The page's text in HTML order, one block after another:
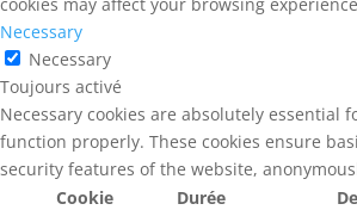
Necessary
Necessary
Toujours activé
Necessary cookies are absolutely essential
function properly. These cookies ensure
security features of the website,
Cookie
Durée